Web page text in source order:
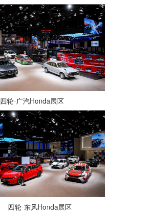
四轮-广汽Honda展区
四轮-东风Honda展区